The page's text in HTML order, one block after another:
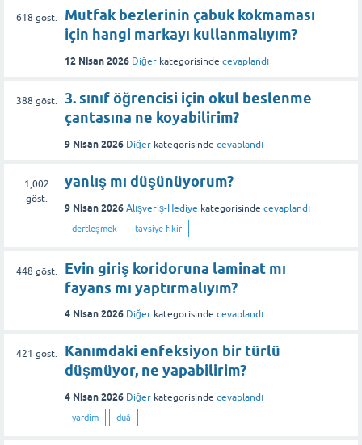
618 göst.
Mutfak bezlerinin çabuk kokmaması
için hangi markayı kullanmalıyım?
12 Nisan 2026 Diğer kategorisinde cevaplandı
388 göst.
3. sınıf öğrencisi için okul beslenme
çantasına ne koyabilirim?
9 Nisan 2026 Diğer kategorisinde cevaplandı
1,002
göst.
yanlış mı düşünüyorum?
9 Nisan 2026 Alışveriş-Hediye kategorisinde cevaplandı
dertleşmek tavsiye-fikir
448 göst.
Evin giriş koridoruna laminat mı
fayans mı yaptırmalıyım?
4 Nisan 2026 Diğer kategorisinde cevaplandı
421 göst.
Kanımdaki enfeksiyon bir türlü
düşmüyor, ne yapabilirim?
4 Nisan 2026 Diğer kategorisinde cevaplandı
yardim duâ